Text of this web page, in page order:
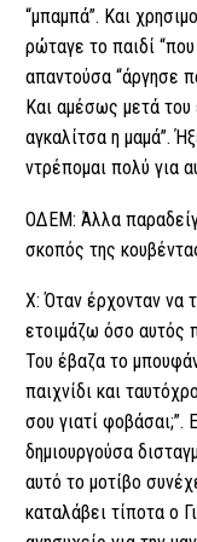
“μπαμπά”. Και
ρώταγε το παιδί
απαντούσα “άργησε
Και αμέσως μετά
αγκαλίτσα η μαμά”.
ντρέπομαι πολύ για
ΟΔΕΜ: Άλλα
σκοπός της
Χ: Όταν έρχονταν να
ετοιμάζω όσο αυτός
Του έβαζα το
παιχνίδι και
σου γιατί φοβάσαι;”.
δημιουργούσα
αυτό το μοτίβο
καταλάβει τίποτα ο